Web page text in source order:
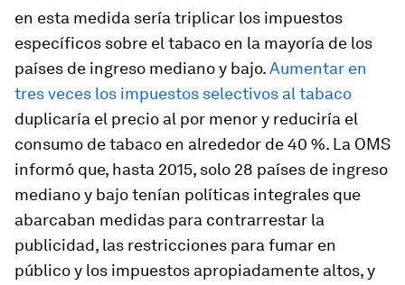
en esta medida sería triplicar los impuestos
específicos sobre el tabaco en la mayoría de los
países de ingreso mediano y bajo.Aumentar en
tres veces los impuestos selectivos al tabaco
duplicaría el precio al por menor y reduciría el
consumo de tabaco en alrededor de 40 %. La OMS
informó que, hasta 2015, solo 28 países de ingreso
mediano y bajo tenían políticas integrales que
abarcaban medidas para contrarrestar la
publicidad, las restricciones para fumar en
público y los impuestos apropiadamente altos, y